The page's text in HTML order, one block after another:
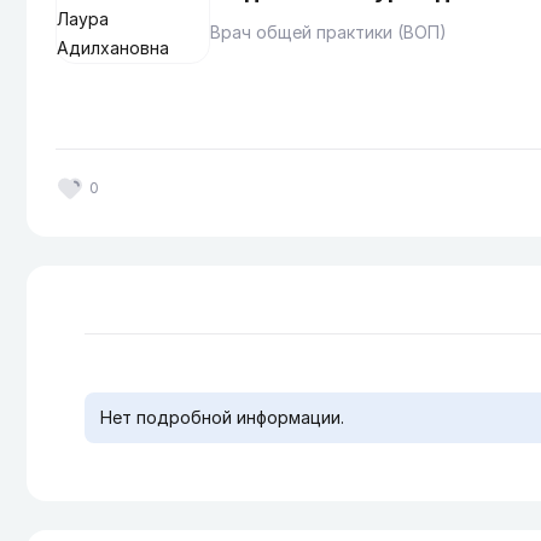
Врач общей практики (ВОП)
0
Нет подробной информации.